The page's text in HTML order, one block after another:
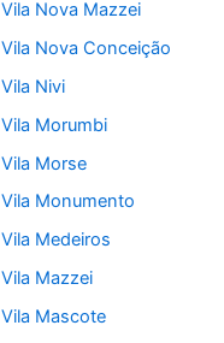
Nova Mazzei
Nova Conceição
Nivi
Morumbi
Morse
Monumento
Medeiros
Mazzei
Mascote